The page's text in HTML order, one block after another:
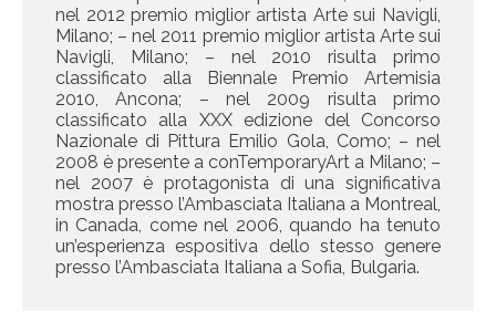
nel 2012 premio miglior artista Arte sui Navigli,
Milano; – nel 2011 premio miglior artista Arte sui
Navigli, Milano; – nel 2010 risulta primo
classificato alla Biennale Premio Artemisia
2010, Ancona; – nel 2009 risulta primo
classificato alla XXX edizione del Concorso
Nazionale di Pittura Emilio Gola, Como; – nel
2008 è presente a conTemporaryArt a Milano; –
nel 2007 è protagonista di una significativa
mostra presso l’Ambasciata Italiana a Montreal,
in Canada, come nel 2006, quando ha tenuto
un’esperienza espositiva dello stesso genere
presso l’Ambasciata Italiana a Sofia, Bulgaria.